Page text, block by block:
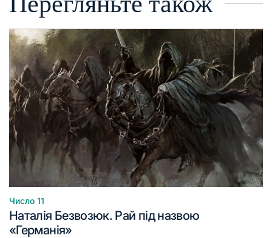
Опублікувати
у
Число 11
Наталія Безвозюк. Рай під назвою
«Германія»